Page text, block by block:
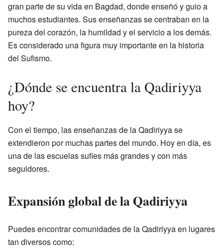
gran parte de su vida en Bagdad, donde enseñó y guio a
muchos estudiantes. Sus enseñanzas se centraban en la
pureza del corazón, la humildad y el servicio a los demás.
Es considerado una figura muy importante en la historia
del Sufismo.
¿Dónde se encuentra la Qadiriyya
hoy?
Con el tiempo, las enseñanzas de la Qadiriyya se
extendieron por muchas partes del mundo. Hoy en día, es
una de las escuelas sufíes más grandes y con más
seguidores.
Expansión global de la Qadiriyya
Puedes encontrar comunidades de la Qadiriyya en lugares
tan diversos como: